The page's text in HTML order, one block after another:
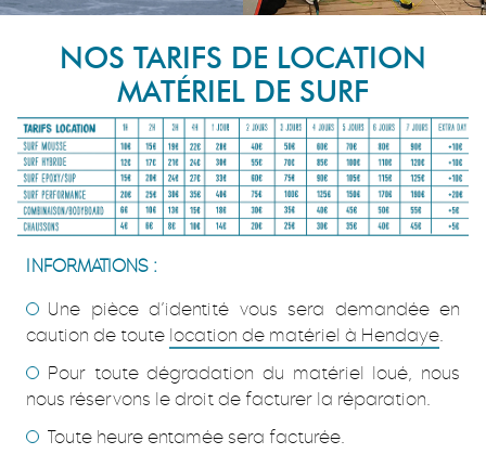
NOS TARIFS DE LOCATION
MATÉRIEL DE SURF
INFORMATIONS :
Une pièce d’identité vous sera demandée en
caution de toute location de matériel à Hendaye
Pour toute dégradation du matériel loué, nous
nous réservons le droit de facturer la réparation.
Toute heure entamée sera facturée.